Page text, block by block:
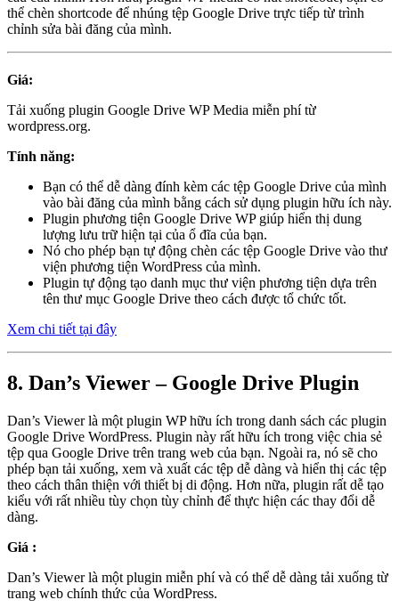
thể chèn shortcode để nhúng tệp Google Drive trực tiếp từ trình
chỉnh sửa bài đăng của mình.
Giá:
Tải xuống plugin Google Drive WP Media miễn phí từ
wordpress.org.
Tính năng:
Bạn có thể dễ dàng đính kèm các tệp Google Drive của mình
vào bài đăng của mình bằng cách sử dụng plugin hữu ích này.
Plugin phương tiện Google Drive WP giúp hiển thị dung
lượng lưu trữ hiện tại của ổ đĩa của bạn.
Nó cho phép bạn tự động chèn các tệp Google Drive vào thư
viện phương tiện WordPress của mình.
Plugin tự động tạo danh mục thư viện phương tiện dựa trên
tên thư mục Google Drive theo cách được tổ chức tốt.
Xem chi tiết tại đây
8. Dan’s Viewer – Google Drive Plugin
Dan’s Viewer là một plugin WP hữu ích trong danh sách các plugin
Google Drive WordPress. Plugin này rất hữu ích trong việc chia sẻ
tệp qua Google Drive trên trang web của bạn. Ngoài ra, nó sẽ cho
phép bạn tải xuống, xem và xuất các tệp dễ dàng và hiển thị các tệp
theo cách thân thiện với thiết bị di động. Hơn nữa, plugin rất dễ tạo
kiểu với rất nhiều tùy chọn tùy chỉnh để thực hiện các thay đổi dễ
dàng.
Giá :
Dan’s Viewer là một plugin miễn phí và có thể dễ dàng tải xuống từ
trang web chính thức của WordPress.